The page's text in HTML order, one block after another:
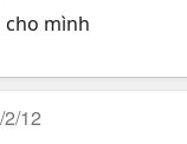
cho mình
12